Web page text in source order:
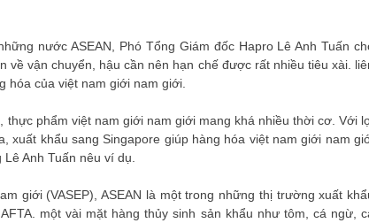
nước ASEAN, Phó Tổng Giám đốc Hapro Lê Anh Tuấn
về vận chuyển, hậu cần nên hạn chế được rất nhiều tiêu xài.
hóa của việt nam giới nam giới.
phẩm việt nam giới nam giới mang khá nhiều thời cơ. Với
xuất khẩu sang Singapore giúp hàng hóa việt nam giới nam
Anh Tuấn nêu ví dụ.
giới (VASEP), ASEAN là một trong những thị trường xuất
một vài mặt hàng thủy sinh sản khẩu như tôm, cá ngừ,